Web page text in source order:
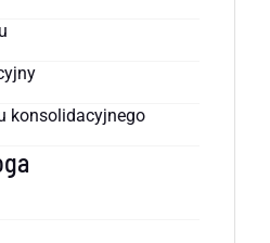
konsolidacyjnego